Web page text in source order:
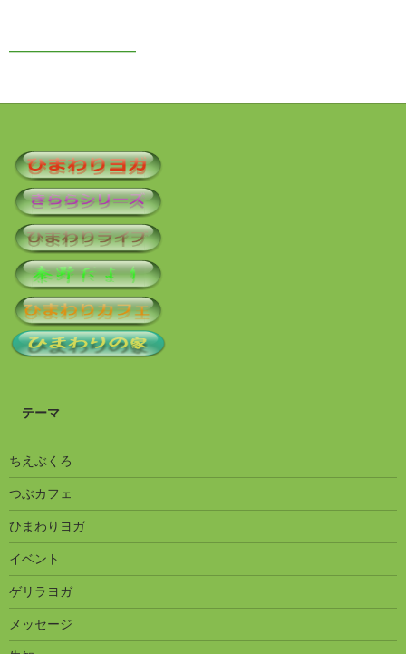
━━━━━━━━━━
テーマ
ちえぶくろ
つぶカフェ
ひまわりヨガ
イベント
ゲリラヨガ
メッセージ